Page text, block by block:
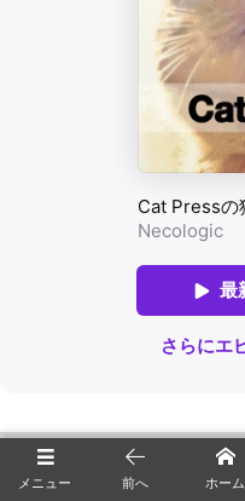
▼広告なしで記事を読めるニャ▼
メニュー 前へ ホーム